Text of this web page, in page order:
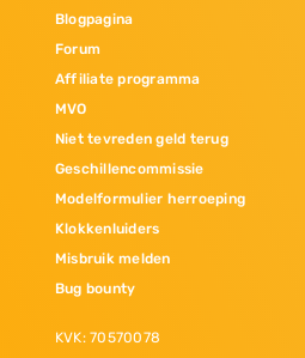
Blogpagina
Forum
Affiliate programma
MVO
Niet tevreden geld terug
Geschillencommissie
Modelformulier herroeping
Klokkenluiders
Misbruik melden
Bug bounty
KVK: 70570078